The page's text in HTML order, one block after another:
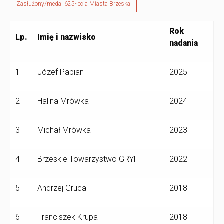
Zasłużony/medal 625-lecia Miasta Brzeska
Lp. Imię i nazwisko
Rok
nadania
1 Józef Pabian 2025
2 Halina Mrówka 2024
3 Michał Mrówka 2023
4 Brzeskie Towarzystwo GRYF 2022
5 Andrzej Gruca 2018
6 Franciszek Krupa 2018